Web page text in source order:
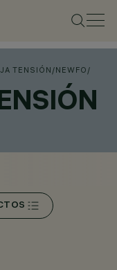
TENSIÓN /NEWFO /